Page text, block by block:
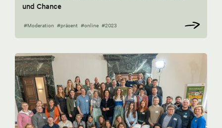
und Chance
#Moderation #präsent #online #2023